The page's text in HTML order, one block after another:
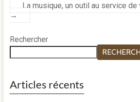
La musique, un outil au service
→
Rechercher
Articles récents